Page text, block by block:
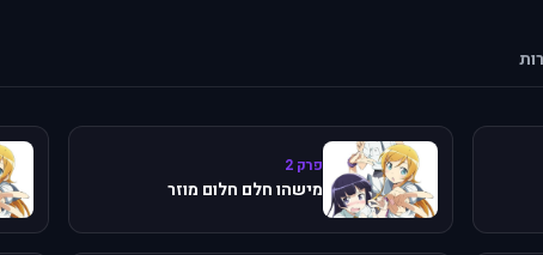
פרק 2
מישהו חלם חלום מוזר